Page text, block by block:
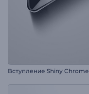
Вступление Shiny Chrome